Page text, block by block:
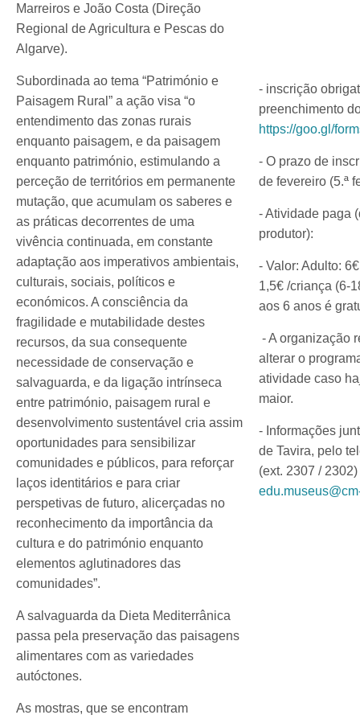
Marreiros e João Costa (Direção
Regional de Agricultura e Pescas do
Algarve).
Subordinada ao tema “Património e
Paisagem Rural” a ação visa “o
entendimento das zonas rurais
enquanto paisagem, e da paisagem
enquanto património, estimulando a
perceção de territórios em permanente
mutação, que acumulam os saberes e
as práticas decorrentes de uma
vivência continuada, em constante
adaptação aos imperativos ambientais,
culturais, sociais, políticos e
económicos. A consciência da
fragilidade e mutabilidade destes
recursos, da sua consequente
necessidade de conservação e
salvaguarda, e da ligação intrínseca
entre património, paisagem rural e
desenvolvimento sustentável cria assim
oportunidades para sensibilizar
comunidades e públicos, para reforçar
laços identitários e para criar
perspetivas de futuro, alicerçadas no
reconhecimento da importância da
cultura e do património enquanto
elementos aglutinadores das
comunidades”.
A salvaguarda da Dieta Mediterrânica
passa pela preservação das paisagens
alimentares com as variedades
autóctones.
As mostras, que se encontram
- inscrição
preenchimento
https://goo.gl/
- O prazo de
de fevereiro (5.ª
- Atividade paga
produtor):
- Valor: Adulto:
1,5€ /criança (6-
aos 6 anos é
- A organização
alterar o
atividade caso
maior.
- Informações
de Tavira, pelo
(ext. 2307 /